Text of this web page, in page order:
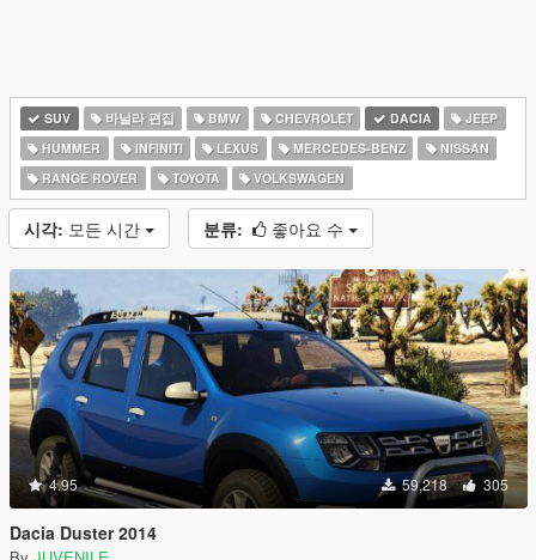
SUV 바닐라 편집 BMW CHEVROLET DACIA
JEEP
HUMMER
INFINITI LEXUS MERCEDES-BENZ
NISSAN
RANGE ROVER
TOYOTA VOLKSWAGEN
시각: 모든 시간 분류: 좋아요 수
4.95 59,218 305
Dacia Duster 2014